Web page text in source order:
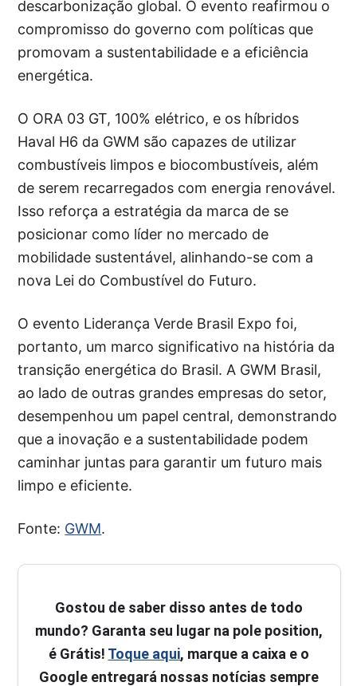
descarbonização global. O evento reafirmou o
compromisso do governo com políticas que
promovam a sustentabilidade e a eficiência
energética.
O ORA 03 GT, 100% elétrico, e os híbridos
Haval H6 da GWM são capazes de utilizar
combustíveis limpos e biocombustíveis, além
de serem recarregados com energia renovável.
Isso reforça a estratégia da marca de se
posicionar como líder no mercado de
mobilidade sustentável, alinhando-se com a
nova Lei do Combustível do Futuro.
O evento Liderança Verde Brasil Expo foi,
portanto, um marco significativo na história da
transição energética do Brasil. A GWM Brasil,
ao lado de outras grandes empresas do setor,
desempenhou um papel central, demonstrando
que a inovação e a sustentabilidade podem
caminhar juntas para garantir um futuro mais
limpo e eficiente.
Fonte: GWM.
Gostou de saber disso antes de todo
mundo? Garanta seu lugar na pole position,
é Grátis! Toque aqui, marque a caixa e o
Google entregará nossas notícias sempre